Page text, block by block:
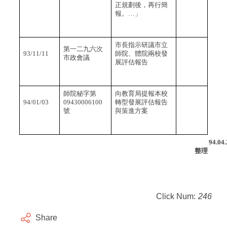
正規劃後，再行簡
報。…」
93/11/11
第一二九六次
市政會議
市長指示研議市立
師院、體院兩校發
展評估報告
94/01/03
師院秘字第
09430006100
號
向教育局提報本校
轉型發展評估報告
與策進方案
整理
Click Num: 246
Share